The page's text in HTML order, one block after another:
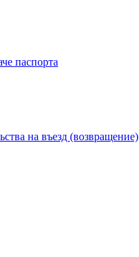
паспорта
на въезд (возвращение)